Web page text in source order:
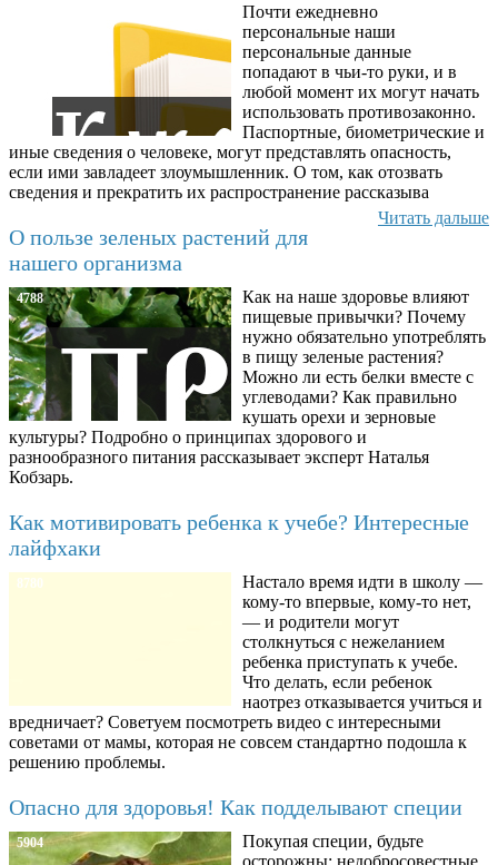
Почти ежедневно
персональные наши
персональные данные
попадают в чьи-то руки, и в
любой момент их могут начать
использовать противозаконно.
Паспортные, биометрические и
иные сведения о человеке, могут представлять опасность,
если ими завладеет злоумышленник. О том, как отозвать
сведения и прекратить их распространение рассказыва
Читать дальше
О пользе зеленых растений для
нашего организма
4788
Как на наше здоровье влияют
пищевые привычки? Почему
нужно обязательно употреблять
в пищу зеленые растения?
Можно ли есть белки вместе с
углеводами? Как правильно
кушать орехи и зерновые
культуры? Подробно о принципах здорового и
разнообразного питания рассказывает эксперт Наталья
Кобзарь.
Как мотивировать ребенка к учебе? Интересные
лайфхаки
8780
Настало время идти в школу —
кому-то впервые, кому-то нет,
— и родители могут
столкнуться с нежеланием
ребенка приступать к учебе.
Что делать, если ребенок
наотрез отказывается учиться и
вредничает? Советуем посмотреть видео с интересными
советами от мамы, которая не совсем стандартно подошла к
решению проблемы.
Опасно для здоровья! Как подделывают специи
5904
Покупая специи, будьте
осторожны: недобросовестные